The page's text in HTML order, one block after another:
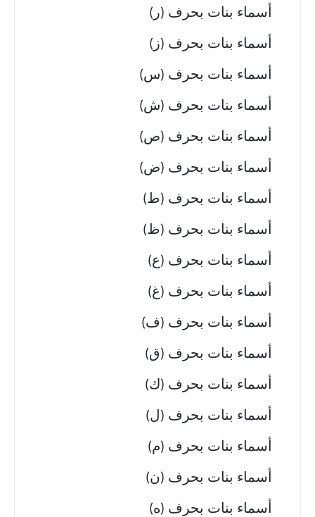
أسماء بنات بحرف (ر)
أسماء بنات بحرف (ز)
أسماء بنات بحرف (س)
أسماء بنات بحرف (ش)
أسماء بنات بحرف (ص)
أسماء بنات بحرف (ض)
أسماء بنات بحرف (ط)
أسماء بنات بحرف (ظ)
أسماء بنات بحرف (ع)
أسماء بنات بحرف (غ)
أسماء بنات بحرف (ف)
أسماء بنات بحرف (ق)
أسماء بنات بحرف (ك)
أسماء بنات بحرف (ل)
أسماء بنات بحرف (م)
أسماء بنات بحرف (ن)
أسماء بنات بحرف (ه)